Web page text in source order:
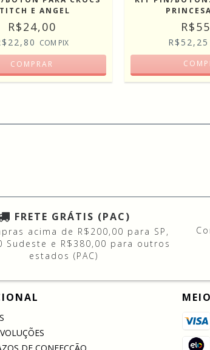
E ANGEL
R$24,00
COM PIX R$52,25
FRETE GRÁTIS (PAC)
acima de R$200,00 para SP,
Sudeste e R$380,00 para outros
estados (PAC)